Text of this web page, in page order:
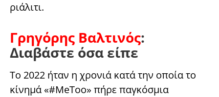
ριάλιτι.
Γρηγόρης Βαλτινός:
Διαβάστε όσα είπε
Το 2022 ήταν η χρονιά κατά την οποία το
κίνημά «#MeToo» πήρε παγκόσμια